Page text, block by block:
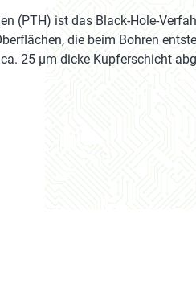
(PTH) ist das Black-Hole-
die beim Bohren
25 µm dicke Kupferschicht